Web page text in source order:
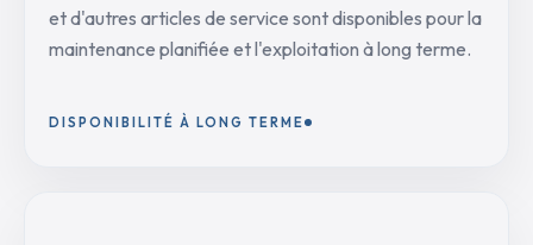
et d'autres articles de service sont disponibles pour la
maintenance planifiée et l'exploitation à long terme.
DISPONIBILITÉ À LONG TERME